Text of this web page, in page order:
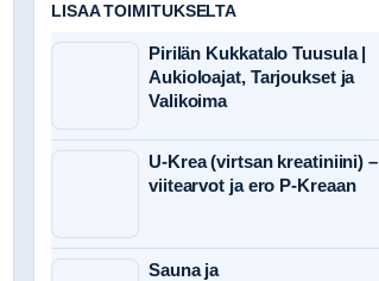
LISAA TOIMITUKSELTA
Pirilän Kukkatalo Tuusula |
Aukioloajat, Tarjoukset ja
Valikoima
U-Krea (virtsan kreatiniini) –
viitearvot ja ero P-Kreaan
Sauna ja